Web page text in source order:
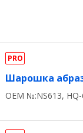
PRO
Шарошка
OEM №:NS613,